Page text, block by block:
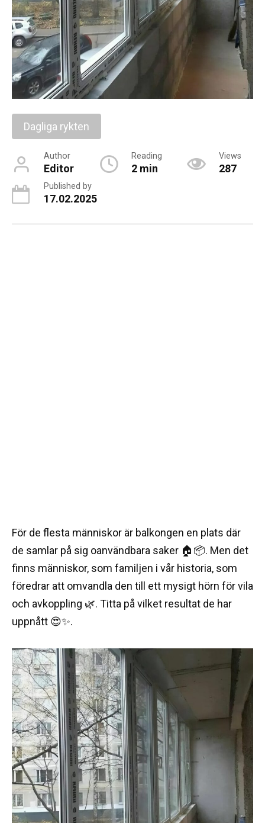
Dagliga rykten
Author
Editor
Reading
2 min
Views
287
Published by
17.02.2025
För de flesta människor är balkongen en plats där
de samlar på sig oanvändbara saker 🏠📦. Men det
finns människor, som familjen i vår historia, som
föredrar att omvandla den till ett mysigt hörn för vila
och avkoppling 🌿. Titta på vilket resultat de har
uppnått 😍✨.